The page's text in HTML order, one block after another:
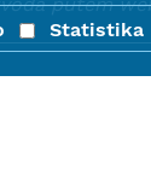
Statistika